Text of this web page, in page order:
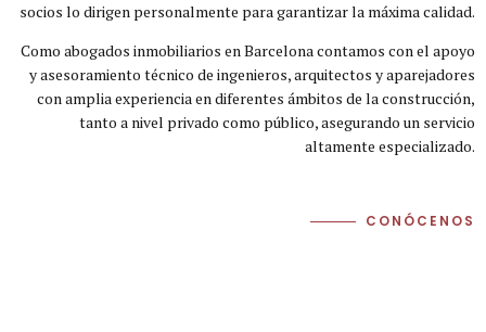
socios lo dirigen personalmente para garantizar la máxima calidad.
Como abogados inmobiliarios en Barcelona contamos con el apoyo
y asesoramiento técnico de ingenieros, arquitectos y aparejadores
con amplia experiencia en diferentes ámbitos de la construcción,
tanto a nivel privado como público, asegurando un servicio
altamente especializado.
CONÓCENOS